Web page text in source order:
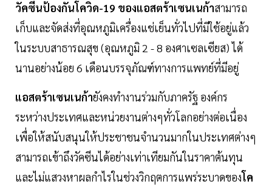
วัคซีนป้องกันโควิด-19 ของแอสตร้าเซนเนก้าสามารถ
เก็บและจัดส่งที่อุณหภูมิเครื่องแช่เย็นทั่วไปที่มีใช้อยู่แล้ว
ในระบบสาธารณสุข (อุณหภูมิ 2 - 8 องศาเซลเซียส) ได้
นานอย่างน้อย 6 เดือนบรรจุภัณฑ์ทางการแพทย์ที่มีอยู่
แอสตร้าเซนเนก้ายังคงทำงานร่วมกับภาครัฐ องค์กร
ระหว่างประเทศและหน่วยงานต่างๆทั่วโลกอย่างต่อเนื่อง
เพื่อให้สนับสนุนให้ประชาชนจำนวนมากในประเทศต่างๆ
สามารถเข้าถึงวัคซีนได้อย่างเท่าเทียมกันในราคาต้นทุน
และไม่แสวงหาผลกำไรในช่วงวิกฤตการแพร่ระบาดของโค